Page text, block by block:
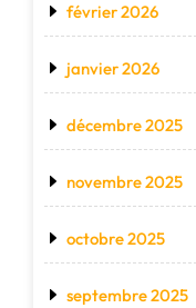
février 2026
janvier 2026
décembre 2025
novembre 2025
octobre 2025
septembre 2025